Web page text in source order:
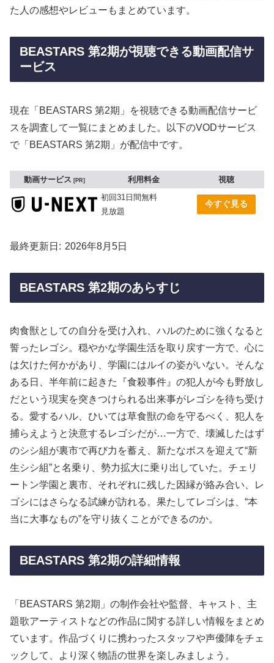
た人の感想やレビューもまとめています。
BEASTARS 第2期が視聴できる動画配信サ
ービス
現在「BEASTARS 第2期」を視聴できる動画配信サービ
スを調査して一覧にまとめました。以下のVODサービス
で「BEASTARS 第2期」が配信中です。
動画サービス PR 利用料金
視聴
初回31日間無料
見放題
今すぐ見る
最終更新日 2026年8月5日
BEASTARS 第2期のあらすじ
肉食獣としての自分を受け入れ、ハルのために強くなると
誓ったレゴシ。穏やかな学園生活を取り戻す一方で、心に
は欠けた何かがあり、学園にはルイの姿がいない。そんな
ある日、半年前に起きた『食殺事件』の犯人が今も野放し
だという現実を突きつけられる出来事がレゴシを待ち受け
る。愛するハル、ひいては草食獣の命を守るべく、犯人を
捕らえようと決意するレゴシだが…一方で、壊滅したはず
のシシ組が裏市で再び力を蓄え、新たなボスを迎えて“新
生シシ組”と名乗り、勢力拡大に乗り出していた。チェリ
ートン学園と裏市、それぞれに残した因縁が絡み合い、レ
ゴシにはさらなる試練が訪れる。果たしてレゴシは、“本
当に大事なもの”を守り抜くことができるのか。
BEASTARS 第2期の詳細情報
「BEASTARS 第2期」の制作会社や監督、キャスト、主
題歌アーティストなどの作品に関する詳しい情報をまとめ
ています。作品づくりに携わったスタッフや声優陣をチェ
ックして、より深く物語の世界を楽しみましょう。